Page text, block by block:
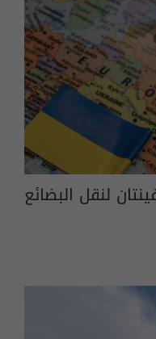
لنقل البضائع